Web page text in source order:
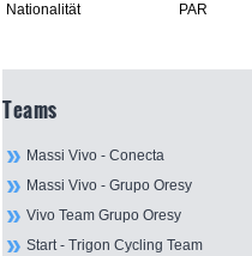
Nationalität
PAR
Teams
Massi Vivo - Conecta
Massi Vivo - Grupo Oresy
Vivo Team Grupo Oresy
Start - Trigon Cycling Team